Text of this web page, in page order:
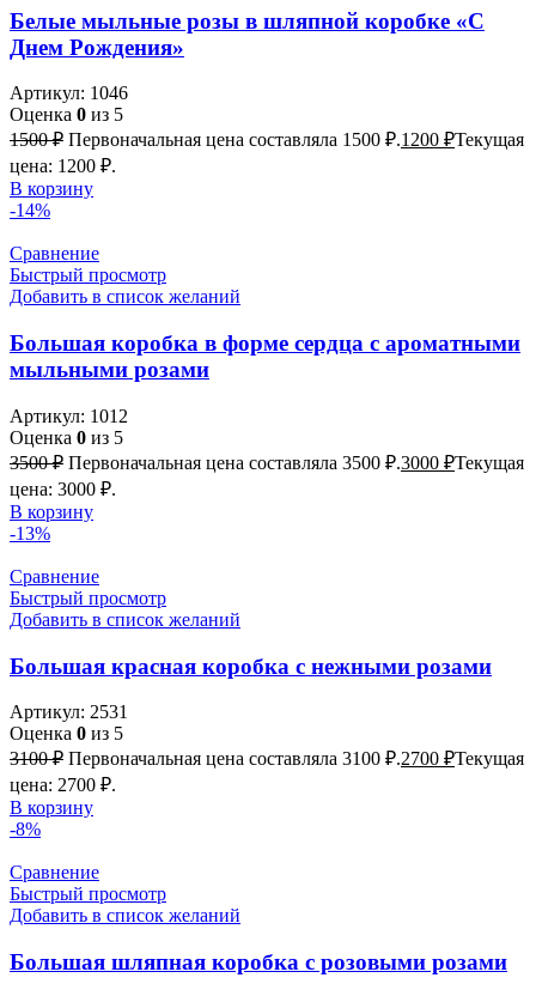
Белые мыльные розы в шляпной коробке «С
Днем Рождения»
Артикул: 1046
Оценка 0 из 5
1500₽ Первоначальная цена составляла 1500 ₽.1200 ₽Текущая
цена: 1200 ₽.
В корзину
-14%
Сравнение
Быстрый просмотр
Добавить в список желаний
Большая коробка в форме сердца с ароматными
мыльными розами
Артикул: 1012
Оценка 0 из 5
3500₽ Первоначальная цена составляла 3500 ₽.3000 ₽Текущая
цена: 3000 ₽.
В корзину
-13%
Сравнение
Быстрый просмотр
Добавить в список желаний
Большая красная коробка с нежными розами
Артикул: 2531
Оценка 0 из 5
3100₽ Первоначальная цена составляла 3100 ₽.2700 ₽Текущая
цена: 2700 ₽.
В корзину
-8%
Сравнение
Быстрый просмотр
Добавить в список желаний
Большая шляпная коробка с розовыми розами